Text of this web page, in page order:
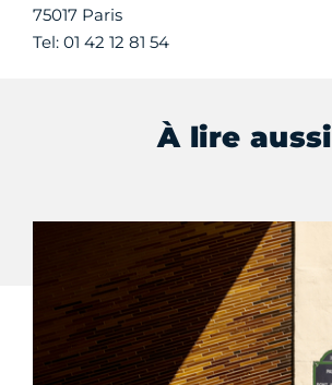
75017 Paris
Tel: 01 42 12 81 54
À lire aussi